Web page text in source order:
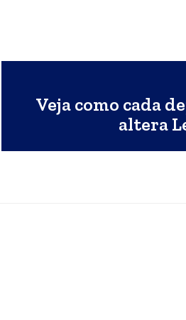
Veja como cada
altera